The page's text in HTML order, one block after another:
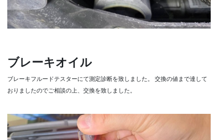
ブレーキオイル
ブレーキフルードテスターにて測定診断を致しました。
交換の値まで達して
おりましたのでご相談の上、交換を致しました。